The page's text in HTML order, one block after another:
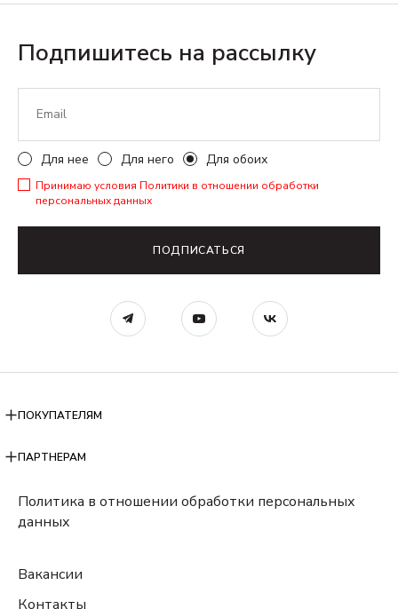
Подпишитесь на рассылку
Для нее Для него Для обоих
Принимаю условия Политики в отношении обработки
персональных данных
ПОДПИСАТЬСЯ
ПОКУПАТЕЛЯМ
ПАРТНЕРАМ
Политика в отношении обработки персональных
данных
Вакансии
Контакты